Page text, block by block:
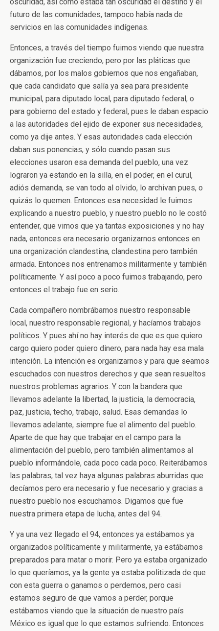
futuro de las comunidades, tampoco había nada de
servicios en las comunidades indígenas.
Entonces, a través del tiempo fuimos viendo que nuestra
organización fue creciendo, pero por las pláticas que
dábamos, por los malos gobiernos que nos engañaban,
que cada candidato que salía ya sea para presidente
municipal, para diputado local, para diputado federal, o
para gobierno del estado y federal, pues le daban espacio
a las autoridades del ejido de exponer sus necesidades,
como ya dije antes. Y esas autoridades cada elección
daban sus ponencias, y sólo cuando pasan sus
elecciones usaron esa demanda del pueblo, una vez
lograron ya estando en la silla, en el poder, en el curul,
adiós demanda, se van todo al olvido, lo archivan pues, o
quizás lo quemen. Entonces esa necesidad le fuimos
explicando a nuestro pueblo, y nuestro pueblo no le costó
entender, que vimos que ya tantas exposiciones y no hay
nada, entonces era necesario organizarnos entonces en
una organización clandestina, clandestina pero también
armada. Entonces nos entrenamos militarmente y también
políticamente. Y así poco a poco fuimos trabajando, pero
entonces el trabajo fue en serio.
Cada compañero nombrábamos nuestro responsable
local, nuestro responsable regional, y hacíamos trabajos
políticos. Y pues ahí no hay interés de que es que quiero
cargo quiero poder quiero dinero, para nada hay esa mala
intención. La intención es organizarnos y para que seamos
escuchados con nuestros derechos y que sean resueltos
nuestros problemas agrarios. Y con la bandera que
llevamos adelante la libertad, la justicia, la democracia,
paz, justicia, techo, trabajo, salud. Esas demandas lo
llevamos adelante, siempre fue el alimento del pueblo.
Aparte de que hay que trabajar en el campo para la
alimentación del pueblo, pero también alimentamos al
pueblo informándole, cada poco cada poco. Reiterábamos
las palabras, tal vez haya algunas palabras aburridas que
decíamos pero era necesario y fue necesario y gracias a
nuestro pueblo nos escuchamos. Digamos que fue
nuestra primera etapa de lucha, antes del 94.
Y ya una vez llegado el 94, entonces ya estábamos ya
organizados políticamente y militarmente, ya estábamos
preparados para matar o morir. Pero ya estaba organizado
lo que queríamos, ya la gente ya estaba politizada de que
con esta guerra o ganamos o perdemos, pero casi
estamos seguro de que vamos a perder, porque
estábamos viendo que la situación de nuestro país
México es igual que lo que estamos sufriendo. Entonces